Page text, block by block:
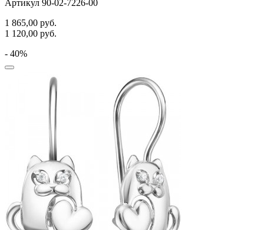
Артикул 90-02-7226-00
1 865,00 руб.
1 120,00 руб.
- 40%